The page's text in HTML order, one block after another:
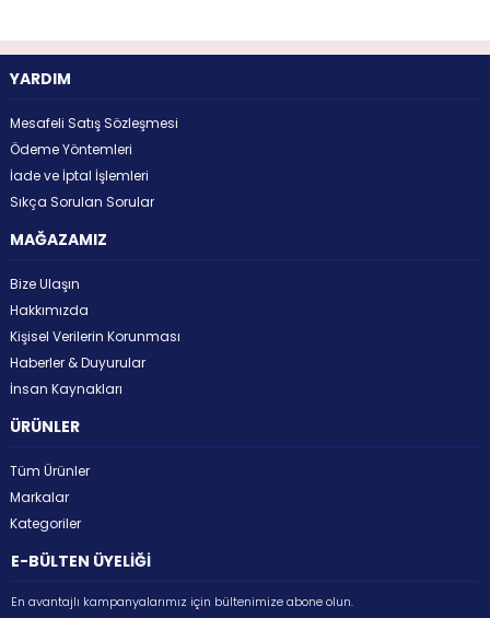
YARDIM
Mesafeli Satış Sözleşmesi
Ödeme Yöntemleri
İade ve İptal İşlemleri
Sıkça Sorulan Sorular
MAĞAZAMIZ
Bize Ulaşın
Hakkımızda
Kişisel Verilerin Korunması
Haberler & Duyurular
İnsan Kaynakları
ÜRÜNLER
Tüm Ürünler
Markalar
Kategoriler
E-BÜLTEN ÜYELİĞİ
En avantajlı kampanyalarımız için bültenimize abone olun.